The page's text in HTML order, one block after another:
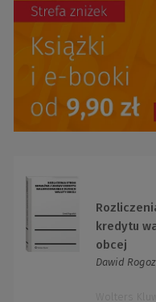
kredytu
obcej
Dawid